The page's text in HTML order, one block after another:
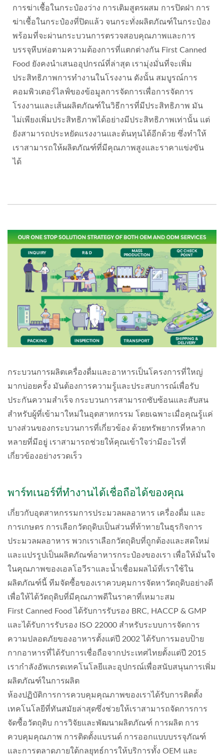
การฆ่าเชื้อในกระป๋องว่าง การเติมสูตรผสม การปิดฝา การ
ฆ่าเชื้อในกระป๋องที่ปิดแล้ว จนกระทั่งผลิตภัณฑ์ในกระป๋อง
พร้อมที่จะผ่านกระบวนการตรวจสอบคุณภาพและการ
บรรจุหีบห่อตามความต้องการที่แตกต่างกัน First Canned
Food ยังคงนำเสนออุปกรณ์ที่ล่าสุด เรามุ่งมั่นที่จะเพิ่ม
ประสิทธิภาพการทำงานในโรงงาน ดังนั้น สมบูรณ์การ
คอมพิวเตอร์ไลฟ์ของข้อมูลการจัดการเพื่อการจัดการ
โรงงานและเส้นผลิตภัณฑ์ในวิธีการที่มีประสิทธิภาพ มัน
ไม่เพียงเพิ่มประสิทธิภาพได้อย่างมีประสิทธิภาพเท่านั้น แต่
ยังสามารถประหยัดแรงงานและต้นทุนได้อีกด้วย ซึ่งทำให้
เราสามารถให้ผลิตภัณฑ์ที่มีคุณภาพสูงและราคาแข่งขัน
ได้
กระบวนการผลิตเครื่องดื่มและอาหารเป็นโครงการที่ใหญ่
มากบ่อยครั้ง มันต้องการความรู้และประสบการณ์เพื่อรับ
ประกันความสำเร็จ กระบวนการสามารถซับซ้อนและสับสน
สำหรับผู้ที่เข้ามาใหม่ในอุตสาหกรรม โดยเฉพาะเมื่อคุณรู้แค่
บางส่วนของกระบวนการที่เกี่ยวข้อง ด้วยทรัพยากรที่หลาก
หลายที่มีอยู่ เราสามารถช่วยให้คุณเข้าใจว่ามีอะไรที่
เกี่ยวข้องอย่างรวดเร็ว
พาร์ทเนอร์ที่ทำงานได้เชื่อถือได้ของคุณ
เกี่ยวกับอุตสาหกรรมการประมวลผลอาหาร เครื่องดื่ม และ
การเกษตร การเลือกวัตถุดิบเป็นส่วนที่ท้าทายในธุรกิจการ
ประมวลผลอาหาร พวกเราเลือกวัตถุดิบที่ถูกต้องและสดใหม่
และแปรรูปเป็นผลิตภัณฑ์อาหารกระป๋องของเรา เพื่อให้มั่นใจ
ในคุณภาพของเอลโอวีราและน้ำเชื่อมผลไม้ที่เราใช้ใน
ผลิตภัณฑ์นี้ ทีมจัดซื้อของเราควบคุมการจัดหาวัตถุดิบอย่างดี
เพื่อให้ได้วัตถุดิบที่มีคุณภาพดีในราคาที่เหมาะสม
First Canned Food ได้รับการรับรอง BRC, HACCP & GMP
และได้รับการรับรอง ISO 22000 สำหรับระบบการจัดการ
ความปลอดภัยของอาหารตั้งแต่ปี 2002 ได้รับการมอบป้าย
กากอาหารที่ได้รับการเชื่อถือจากประเทศไทยตั้งแต่ปี 2015
เรากำลังอัพเกรดเทคโนโลยีและอุปกรณ์เพื่อสนับสนุนการเพิ่ม
ผลิตภัณฑ์ในการผลิต
ห้องปฏิบัติการการควบคุมคุณภาพของเราได้รับการติดตั้ง
เทคโนโลยีที่ทันสมัยล่าสุดซึ่งช่วยให้เราสามารถจัดการการ
จัดซื้อวัตถุดิบ การวิจัยและพัฒนาผลิตภัณฑ์ การผลิต การ
ควบคุมคุณภาพ การติดตั้งแบรนด์ การออกแบบบรรจุภัณฑ์
และการตลาดภายใต้กลยุทธ์การให้บริการทั้ง OEM และ